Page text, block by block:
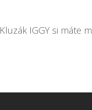
Kluzák IGGY si máte